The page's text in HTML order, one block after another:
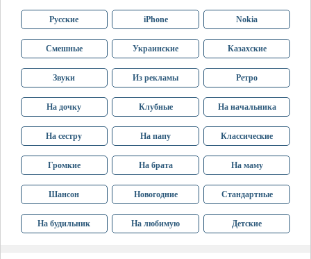
Русские iPhone Nokia
Смешные Украинские Казахские
Звуки Из рекламы Ретро
На дочку Клубные На начальника
На сестру На папу Классические
Громкие На брата На маму
Шансон Новогодние Стандартные
На будильник На любимую Детские